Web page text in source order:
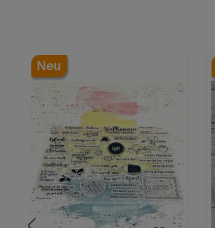
Produktgalerie überspringen
Neu